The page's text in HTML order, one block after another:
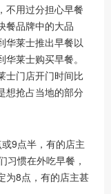
不用过分担心早餐
餐品牌中的大品
华莱士推出早餐以
莱士购买早餐。
士门店开门时间比
想抢占当地的部分
9点半，有的店主
习惯在外吃早餐，
为8点，有的店主甚